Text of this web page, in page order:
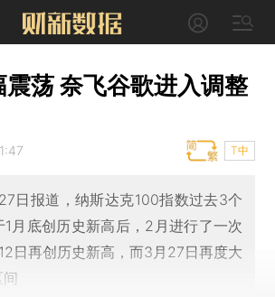
荡 奈飞谷歌进入调整
T中
日报道，纳斯达克100指数过去3个
1月底创历史新高后，2月进行了一次
日再创历史新高，而3月27日再度大